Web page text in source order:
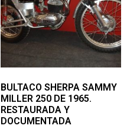
BULTACO SHERPA SAMMY
MILLER 250 DE 1965.
RESTAURADA Y
DOCUMENTADA